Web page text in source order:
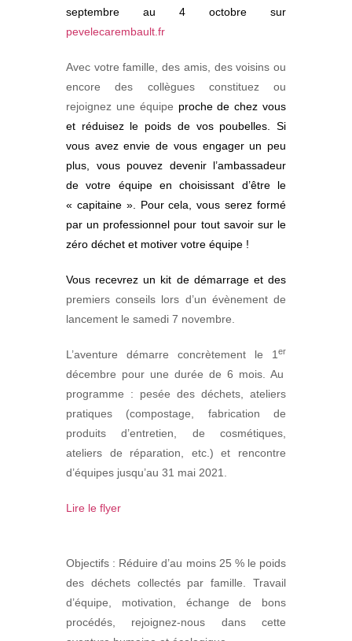
septembre au 4 octobre sur
pevelecarembault.fr
Avec votre famille, des amis, des voisins ou
encore des collèguesconstituez ou
rejoignez une équipe proche de chez vous
et réduisez le poids de vos poubelles. Si
vous avez envie de vous engager un peu
plus, vous pouvez devenir l’ambassadeur
de votre équipe en choisissant d’être le
« capitaine ». Pour cela, vous serez formé
par un professionnel pour tout savoir sur le
zéro déchet et motiver votre équipe !
Vous recevrez un kit de démarrage et des
premiers conseils lors d’un évènement de
lancement le samedi 7 novembre.
L’aventure démarre concrètement le 1er
décembre pour une durée de 6 mois. Au
programme : pesée des déchets, ateliers
pratiques (compostage, fabrication de
produits d’entretien, de cosmétiques,
ateliers de réparation, etc.) et rencontre
d’équipes jusqu’au 31 mai 2021.
Lire le flyer
Objectifs : Réduire d’au moins 25 % le poids
des déchets collectés par famille. Travail
d’équipe, motivation, échange de bons
procédés, rejoignez-nous dans cette